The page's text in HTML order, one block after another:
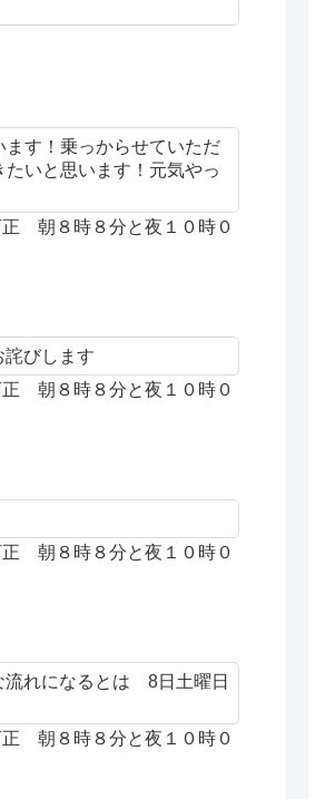
す！乗っからせていただ
いと思います！元気やっ
朝８時８分と夜１０時０
びします
朝８時８分と夜１０時０
朝８時８分と夜１０時０
流れになるとは 8日土曜日
朝８時８分と夜１０時０